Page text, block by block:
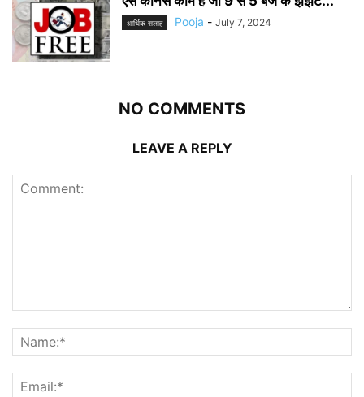
आर्थिक सलाह Pooja - July 7, 2024
NO COMMENTS
LEAVE A REPLY